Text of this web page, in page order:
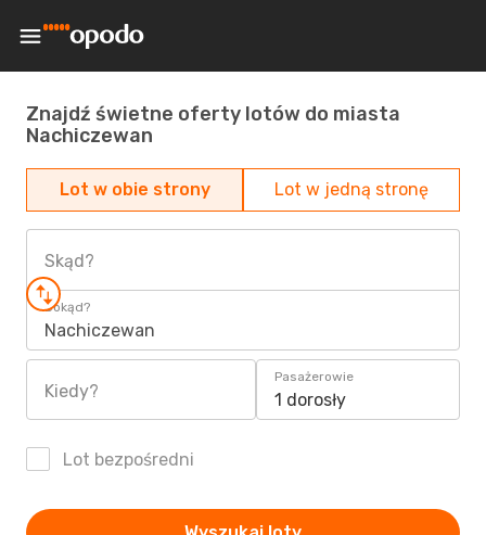
Znajdź świetne oferty lotów do miasta
Nachiczewan
Lot w obie strony Lot w jedną stronę
Skąd?
Dokąd?
Nachiczewan
Kiedy?
Pasażerowie
1 dorosły
Lot bezpośredni